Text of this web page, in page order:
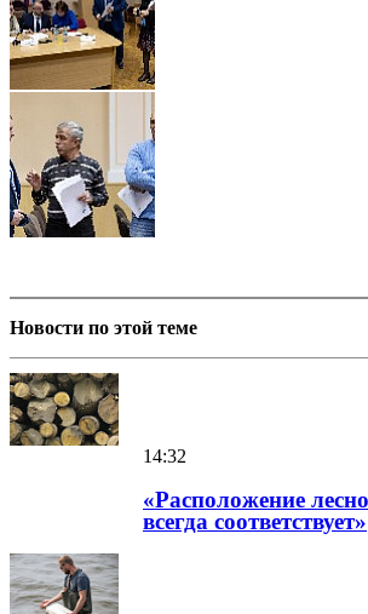
Новости по этой теме
14:32
«Расположение
всегда соответствует»